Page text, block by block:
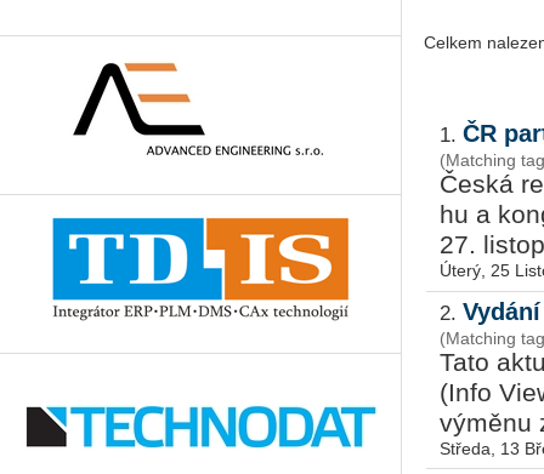
Celkem
1. ČR
(Matching
Česká
hu a
27.
Úterý, 25
2.
(Matching
Tato
(Info
vý­mě­nu
Středa, 13